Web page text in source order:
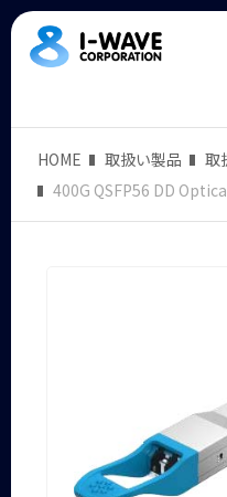
HOME 取扱い製品 取
400G QSFP56 DD